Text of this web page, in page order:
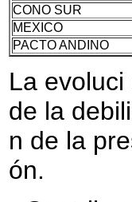
CONO SUR
MEXICO
PACTO ANDINO
La
de la
n de la
ón.